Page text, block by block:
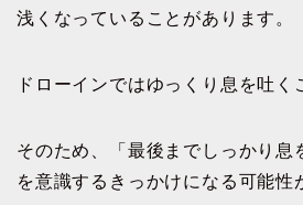
浅くなっていることがあります。
ドローインではゆっくり息を吐く
そのため、「最後までしっかり息
を意識するきっかけになる可能性